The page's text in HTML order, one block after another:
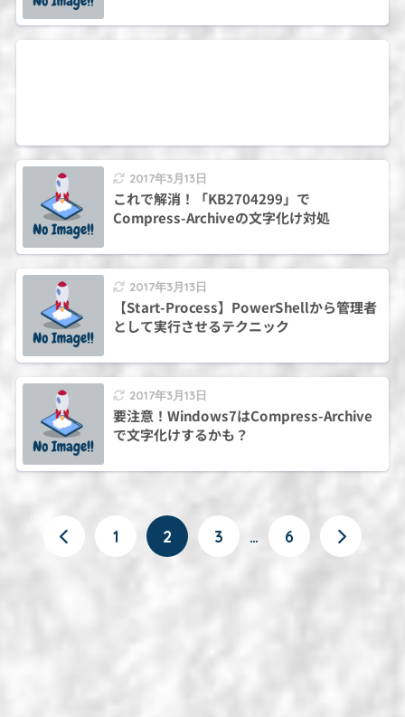
2017年3月13日
これで解消！「KB2704299」で
Compress-Archiveの文字化け対処
2017年3月13日
【Start-Process】PowerShellから管理者
として実行させるテクニック
2017年3月13日
要注意！Windows7はCompress-Archive
で文字化けするかも？
1 2 3 … 6